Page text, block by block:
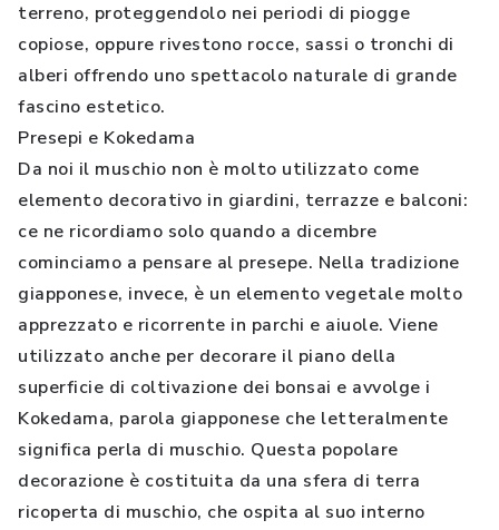
terreno, proteggendolo nei periodi di piogge
copiose, oppure rivestono rocce, sassi o tronchi di
alberi offrendo uno spettacolo naturale di grande
fascino estetico.
Presepi e Kokedama
Da noi il muschio non è molto utilizzato come
elemento decorativo in giardini, terrazze e balconi:
ce ne ricordiamo solo quando a dicembre
cominciamo a pensare al presepe. Nella tradizione
giapponese, invece, è un elemento vegetale molto
apprezzato e ricorrente in parchi e aiuole. Viene
utilizzato anche per decorare il piano della
superficie di coltivazione dei bonsai e avvolge i
Kokedama, parola giapponese che letteralmente
significa perla di muschio. Questa popolare
decorazione è costituita da una sfera di terra
ricoperta di muschio, che ospita al suo interno